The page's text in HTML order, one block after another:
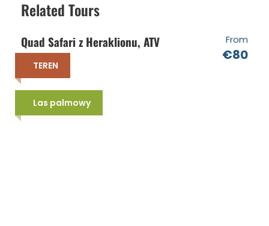
Cena zawiera
Obiad, napoje bezalkoholowe, woda i wino,
snorkelingu, sprzęt wędkarski, deski sup,
Related Tours
TEREN
Quad Safari z Heraklionu, ATV From
€80
Las palmowy